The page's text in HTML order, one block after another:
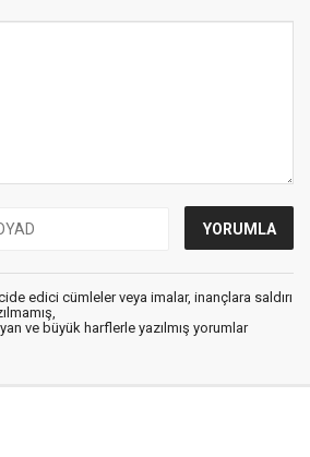
edici cümleler veya imalar, inançlara saldırı
ve büyük harflerle yazılmış yorumlar